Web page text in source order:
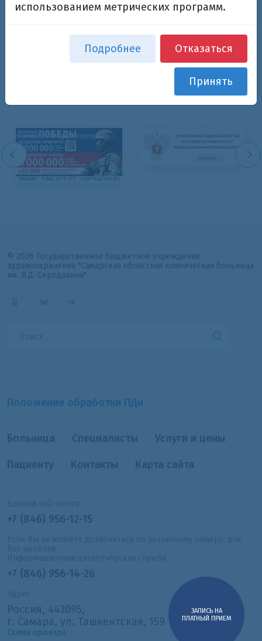
Дополнительная информация
Дневной стационар № 1
© 2026 Государственное бюджетное учреждение
здравоохранения "Самарская областная клиническая больница
им. В.Д. Середавина"
Положение обработки ПДн
Больница Специалисты Услуги и цены
Пациенту Контакты Карта сайта
+7 (846) 956-12-15
+7 (846) 956-14-26
Россия, 443095,
г. Самара, ул. Ташкентская, 159
Схема проезда
использованием метрических программ.
Подробнее Отказаться
Принять
ЗАПИСЬ НА
ПЛАТНЫЙ ПРИЕМ